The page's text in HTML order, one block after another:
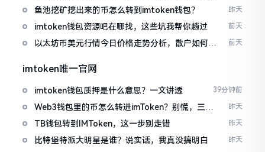
包
鱼池挖矿挖出来的币怎么转到imtoken钱包？ 昨天
imtoken钱包资源吧在哪找，这些坑我帮你趟过 前天
以太坊币美元行情今日价格走势分析，散户如何避
前天
imtoken唯一官网
imtoken钱包质押是什么意思？一文讲透 39分钟前
Web3钱包里的币怎么转进imToken？别慌，三步
搞定
昨天
TB钱包转到IMToken，这一步别走错 昨天
比特堡特派大明星是谁？说实话，我真没搞明白 昨天